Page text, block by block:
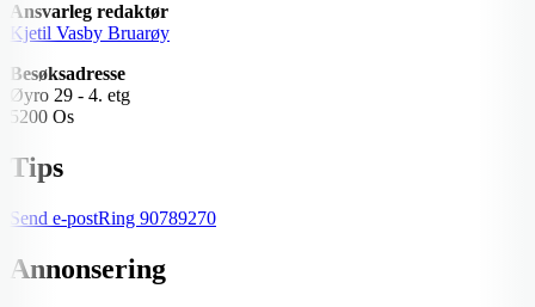
Ansvarleg redaktør
Kjetil Vasby Bruarøy
Besøksadresse
Øyro 29 - 4. etg
5200 Os
Tips
Send e-postRing 90789270
Annonsering